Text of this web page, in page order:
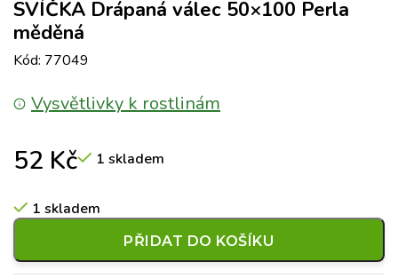
SVÍČKA Drápaná válec 50×100 Perla
měděná
Kód: 77049
Vysvětlivky k rostlinám
52 Kč 1 skladem
1 skladem
PŘIDAT DO KOŠÍKU